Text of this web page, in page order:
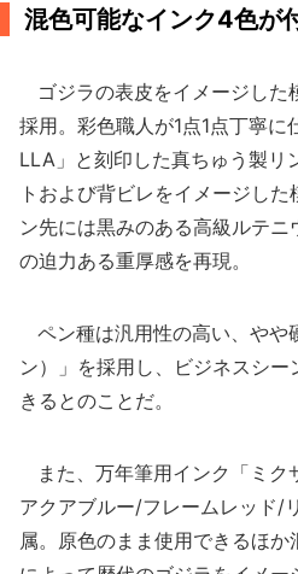
混色可能なインク4色が
ゴジラの表皮をイメージした
採用。彩色職人が1点1点丁寧に
LLA」と刻印した真ちゅう製リ
トおよび背ビレをイメージし
ン先には黒みのある高級ルテ
の迫力ある重厚感を再現。
ペン種は汎用性の高い、やや
ン）」を採用し、ビジネスシ
きるとのことだ。
また、万年筆用インク「ミク
アクアブルー/フレームレッド/
属。原色のまま使用できるほ